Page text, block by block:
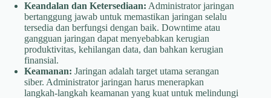
Keandalan dan Ketersediaan: Administrator jaringan
bertanggung jawab untuk memastikan jaringan selalu
tersedia dan berfungsi dengan baik. Downtime atau
gangguan jaringan dapat menyebabkan kerugian
produktivitas, kehilangan data, dan bahkan kerugian
finansial.
Keamanan: Jaringan adalah target utama serangan
siber. Administrator jaringan harus menerapkan
langkah-langkah keamanan yang kuat untuk melindungi